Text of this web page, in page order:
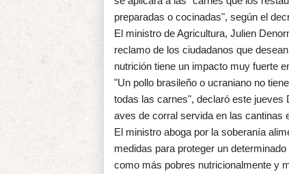
preparadas o cocinadas", según el
El ministro de Agricultura, Julien
reclamo de los ciudadanos que
nutrición tiene un impacto muy fuerte
"Un pollo brasileño o ucraniano no
todas las carnes", declaró este jueves
aves de corral servida en las cantinas
El ministro aboga por la soberanía
medidas para proteger un
como más pobres nutricionalmente y